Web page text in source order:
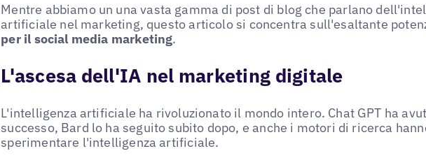
Mentre abbiamo un una vasta gamma di post di blog che parlano
artificiale nel marketing, questo articolo si concentra sull'esaltante
per il social media marketing.
L'ascesa dell'IA nel marketing digitale
L'intelligenza artificiale ha rivoluzionato il mondo intero. Chat GPT ha
successo, Bard lo ha seguito subito dopo, e anche i motori di ricerca
sperimentare l'intelligenza artificiale.